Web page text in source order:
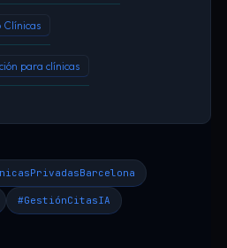
Clínicas
para clínicas
#GestiónCitasIA